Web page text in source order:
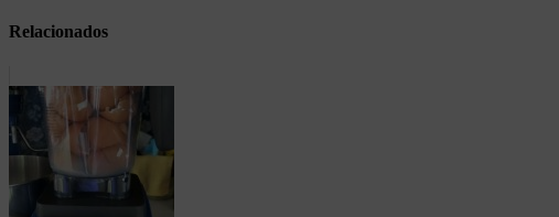
Relacionados